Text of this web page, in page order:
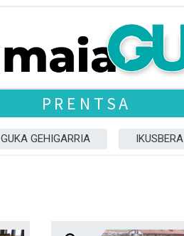
PRENTSA
GUKA GEHIGARRIA IKUSBERA